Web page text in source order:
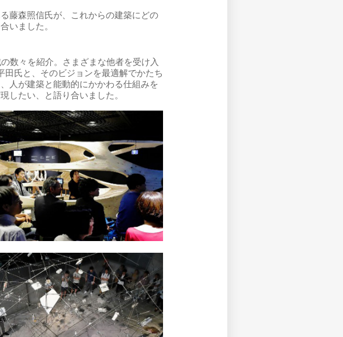
藤森照信氏が、これからの建築にどの
いました。
数々を紹介。さまざまな他者を受け入
氏と、そのビジョンを最適解でかたち
人が建築と能動的にかかわる仕組みを
したい、と語り合いました。